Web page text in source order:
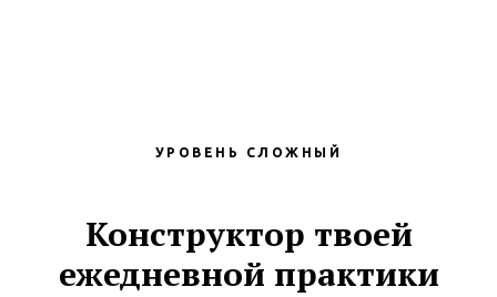
УРОВЕНЬ СЛОЖНЫЙ
Конструктор твоей
ежедневной практики